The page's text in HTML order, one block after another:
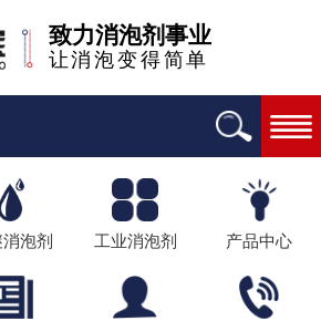
致力消泡剂事业
让消泡变得简单
泡剂 工业消泡剂 产品中心